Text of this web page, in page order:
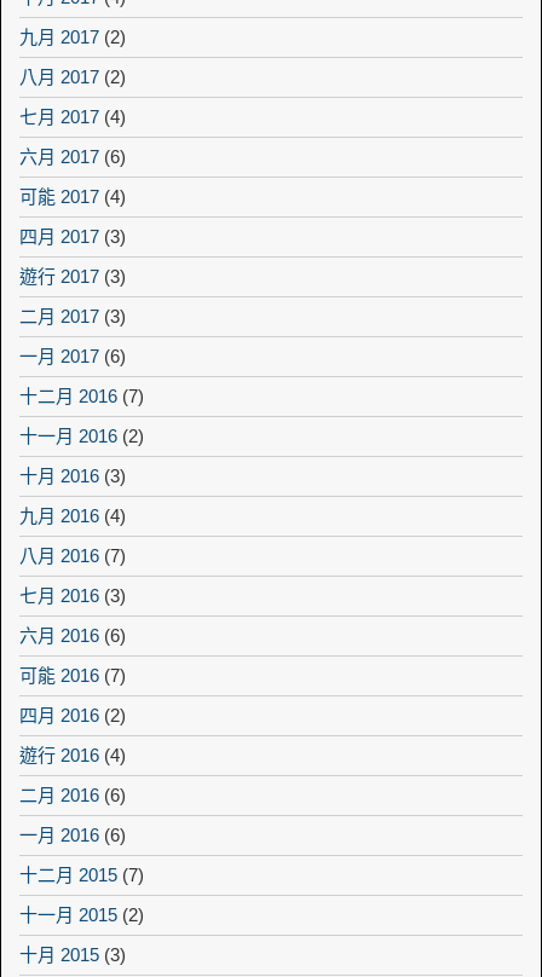
九月 2017 (2)
八月 2017 (2)
七月 2017 (4)
六月 2017 (6)
可能 2017 (4)
四月 2017 (3)
遊行 2017 (3)
二月 2017 (3)
一月 2017 (6)
十二月 2016 (7)
十一月 2016 (2)
十月 2016 (3)
九月 2016 (4)
八月 2016 (7)
七月 2016 (3)
六月 2016 (6)
可能 2016 (7)
四月 2016 (2)
遊行 2016 (4)
二月 2016 (6)
一月 2016 (6)
十二月 2015 (7)
十一月 2015 (2)
十月 2015 (3)